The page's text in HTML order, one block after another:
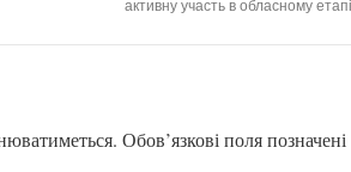
активну участь в обласному
Обов’язкові поля позначені